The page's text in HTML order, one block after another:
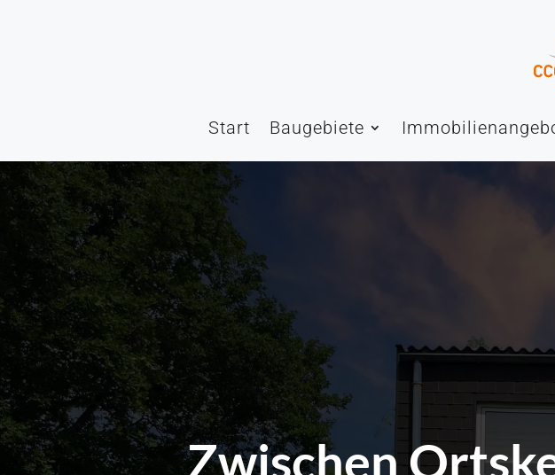
Start Baugebiete
Zwischen